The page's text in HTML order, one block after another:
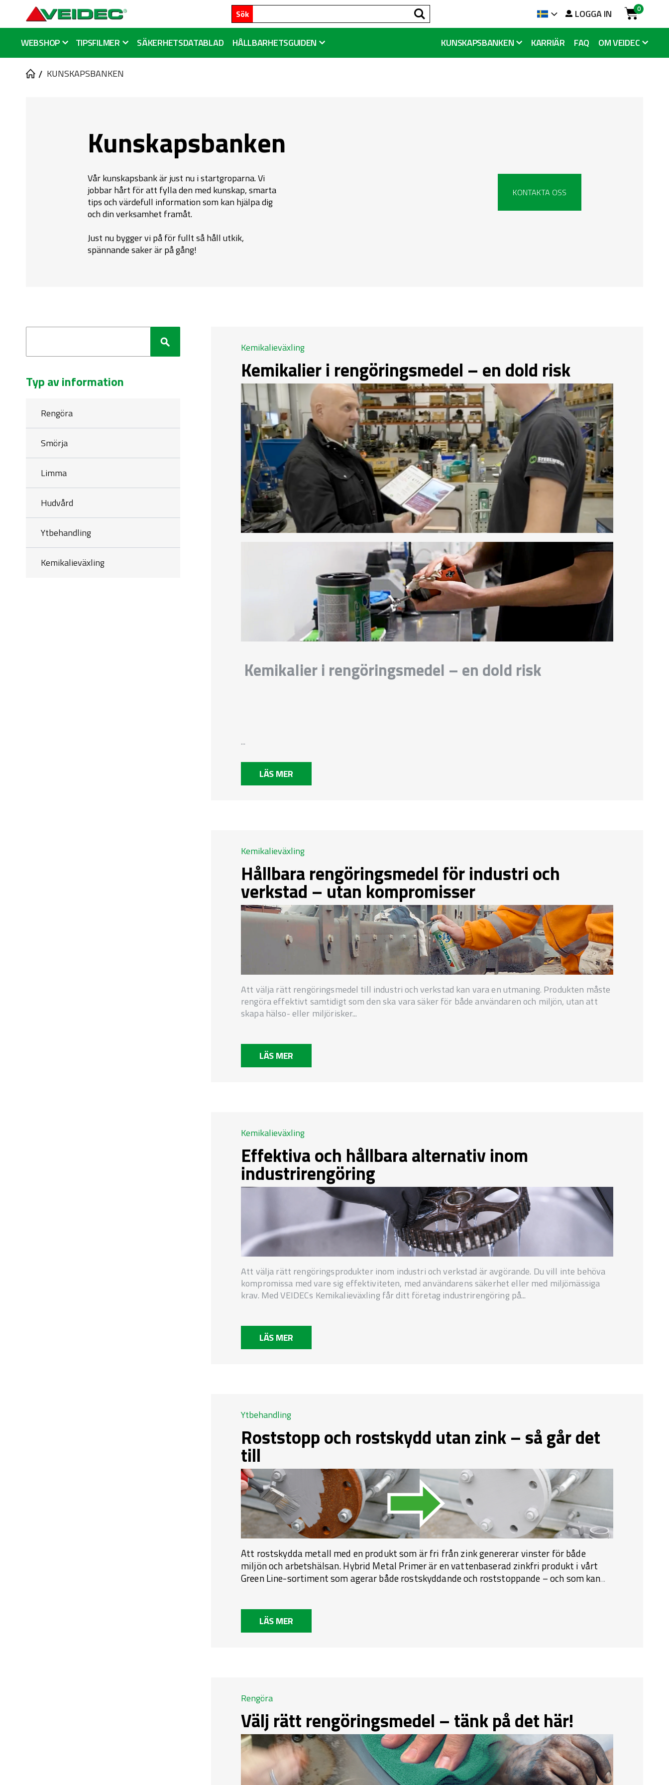
Sök Language
LOGGA IN Cart
0
WEBSHOP TIPSFILMER SÄKERHETSDATABLAD HÅLLBARHETSGUIDEN KUNSKAPSBANKEN KARRIÄR FAQ OM VEIDEC
KUNSKAPSBANKEN
Kunskapsbanken
Vår kunskapsbank är just nu i startgroparna. Vi
jobbar hårt för att fylla den med kunskap, smarta
tips och värdefull information som kan hjälpa dig
och din verksamhet framåt.
Just nu bygger vi på för fullt så håll utkik,
spännande saker är på gång!
KONTAKTA OSS
Kemikalieväxling
Kemikalier i rengöringsmedel – en dold risk
Kemikalier i rengöringsmedel – en dold risk
...
LÄS MER
Kemikalieväxling
Hållbara rengöringsmedel för industri och
verkstad – utan kompromisser
Att välja rätt rengöringsmedel till industri och verkstad kan vara en utmaning. Produkten måste
rengöra effektivt samtidigt som den ska vara säker för både användaren och miljön, utan att
skapa hälso- eller miljörisker...
LÄS MER
Kemikalieväxling
Effektiva och hållbara alternativ inom
industrirengöring
Att välja rätt rengöringsprodukter inom industri och verkstad är avgörande. Du vill inte behöva
kompromissa med vare sig effektiviteten, med användarens säkerhet eller med miljömässiga
krav. Med VEIDECs Kemikalieväxling får ditt företag industrirengöring på...
LÄS MER
Ytbehandling
Roststopp och rostskydd utan zink – så går det
till
Att rostskydda metall med en produkt som är fri från zink genererar vinster för både
miljön och arbetshälsan. Hybrid Metal Primer är en vattenbaserad zinkfri produkt i vårt
Green Line-sortiment som agerar både rostskyddande och roststoppande – och som kan...
LÄS MER
Rengöra
Välj rätt rengöringsmedel – tänk på det här!
Sök
Typ av information
Rengöra
Smörja
Limma
Hudvård
Ytbehandling
Kemikalieväxling